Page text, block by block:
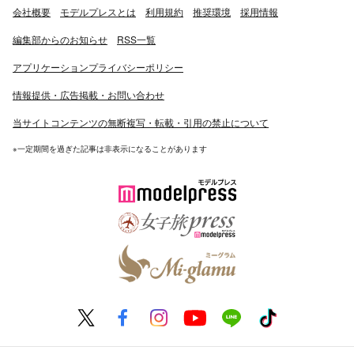
会社概要 モデルプレスとは 利用規約 推奨環境 採用情報
編集部からのお知らせ RSS一覧
アプリケーションプライバシーポリシー
情報提供・広告掲載・お問い合わせ
当サイトコンテンツの無断複写・転載・引用の禁止について
※一定期間を過ぎた記事は非表示になることがあります